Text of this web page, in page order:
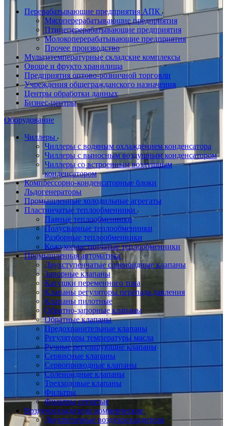
Перерабатывающие предприятия АПК
Мясоперерабатывающие предприятия
Птицеперерабатывающие предприятия
Молокоперерабатывающие предприятия
Прочее производство
Мультитемпературные складские комплексы
Овоще и фрукто хранилища
Предприятия оптово-розничной торговли
Учреждения общегражданского назначения
Центры обработки данных
Бизнес-центры
Оборудование
Чиллеры
Чиллеры с водяным охлаждением конденсатора
Чиллеры с выносным воздушным конденсатором
Чиллеры со встроенным воздушным
конденсатором
Компрессорно-конденсаторные блоки
Льдогенераторы
Промышленные холодильные агрегаты
Пластинчатые теплообменники
Паяные теплообменники
Полусварные теплообменники
Разборные теплообменники
Кожухопластинчатые теплообменники
Промышленная автоматика
Двухступенчатые соленоидные клапаны
Запорные клапаны
Катушки переменного тока
Клапаны регуляторы перепада давления
Клапаны пилотные
Обратно-запорные клапаны
Обратные клапаны
Предохранительные клапаны
Регуляторы температуры масла
Ручные регулирующие клапаны
Сервисные клапаны
Сервоприводные клапаны
Соленоидные клапаны
Трехходовые клапаны
Фильтры
Фильтры сетчатые
Воздухоохладители коммерческие
Двухпоточные воздухоохладители